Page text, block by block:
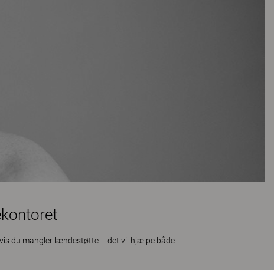
du mangler lændestøtte – det vil hjælpe både